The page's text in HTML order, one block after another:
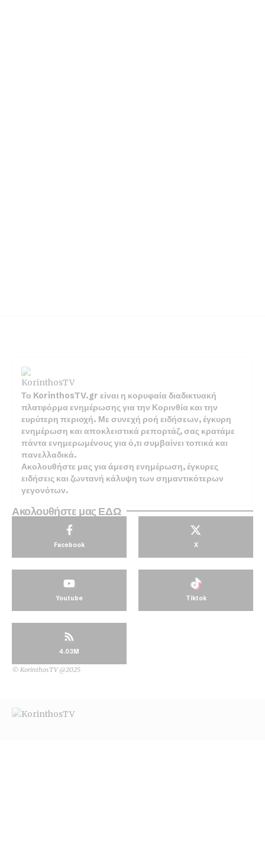
Το KorinthosTV.gr είναι η κορυφαία διαδικτυακή
πλατφόρμα ενημέρωσης για την Κορινθία και την
ευρύτερη περιοχή. Με συνεχή ροή ειδήσεων, έγκυρη
ενημέρωση και αποκλειστικά ρεπορτάζ, σας κρατάμε
πάντα ενημερωμένους για ό,τι συμβαίνει τοπικά και
πανελλαδικά.
Ακολουθήστε μας για άμεση ενημέρωση, έγκυρες
ειδήσεις και ζωντανή κάλυψη των σημαντικότερων
γεγονότων.
Ακολουθήστε μας ΕΔΩ
Facebook X
Youtube Tiktok
4.03M
© KorinthosTV @2025